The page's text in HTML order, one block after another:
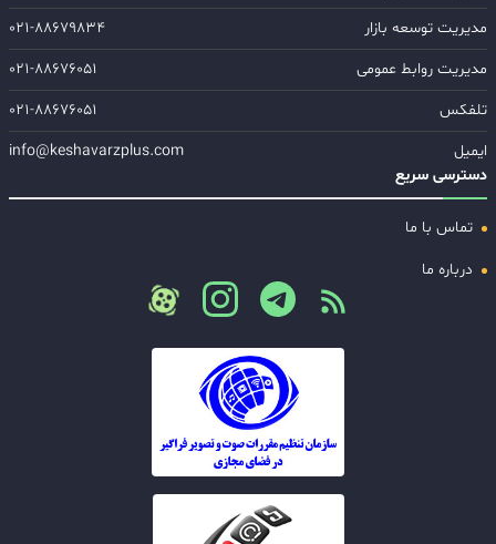
مدیریت توسعه بازار
۰۲۱-۸۸۶۷۹۸۳۴
مدیریت روابط عمومی
۰۲۱-۸۸۶۷۶۰۵۱
تلفکس
۰۲۱-۸۸۶۷۶۰۵۱
ایمیل
info@keshavarzplus.com
دسترسی سریع
تماس با ما
درباره ما